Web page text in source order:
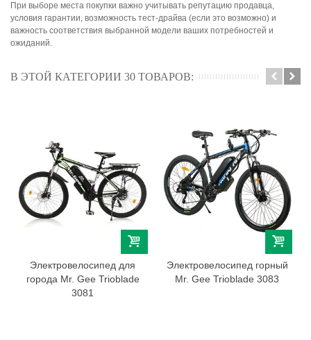
При выборе места покупки важно учитывать репутацию продавца,
условия гарантии, возможность тест-драйва (если это возможно) и
важность соответствия выбранной модели ваших потребностей и
ожиданий.
В ЭТОЙ КАТЕГОРИИ 30 ТОВАРОВ:
Электровелосипед для
города Mr. Gee Trioblade
3081
Электровелосипед горный
Mr. Gee Trioblade 3083